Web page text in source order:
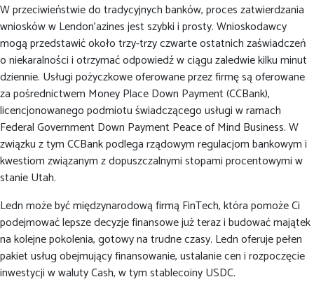
W przeciwieństwie do tradycyjnych banków, proces zatwierdzania
wniosków w Lendon'azines jest szybki i prosty. Wnioskodawcy
mogą przedstawić około trzy-trzy czwarte ostatnich zaświadczeń
o niekaralności i otrzymać odpowiedź w ciągu zaledwie kilku minut
dziennie. Usługi pożyczkowe oferowane przez firmę są oferowane
za pośrednictwem Money Place Down Payment (CCBank),
licencjonowanego podmiotu świadczącego usługi w ramach
Federal Government Down Payment Peace of Mind Business. W
związku z tym CCBank podlega rządowym regulacjom bankowym i
kwestiom związanym z dopuszczalnymi stopami procentowymi w
stanie Utah.
Ledn może być międzynarodową firmą FinTech, która pomoże Ci
podejmować lepsze decyzje finansowe już teraz i budować majątek
na kolejne pokolenia, gotowy na trudne czasy. Ledn oferuje pełen
pakiet usług obejmujący finansowanie, ustalanie cen i rozpoczęcie
inwestycji w waluty Cash, w tym stablecoiny USDC.